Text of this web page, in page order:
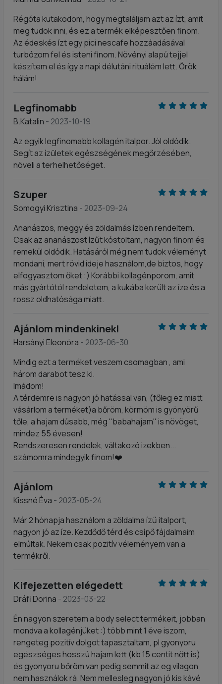
Régóta kutakodom, hogy megtaláljam azt az ízt, amit
meg tudok inni, és ez a termék elképesztően finom.
Az édeskés ízt egy pici nescafe hozzáadásával
turbózom fel és isteni finom. Növényi alapú tejjel
készítem el és így a napi délutáni rituálém lett. Örök
hálám!
Legfinomabb
B.Katalin - 2023-10-19
Az egyik legfinomabb kollagén italpor. Jól oldódik.
Segít az ízületek egészségének megőrzésében,
növeli a terhelhetőséget.
Szuper
Somogyi Krisztina - 2023-09-24
Ananászos, meggy és zöldalmás ízben rendeltem.
Csak az ananászost ízűt kóstoltam, nagyon finom és
remekül oldódik. Hatásáról még nem tudok véleményt
mondani, mert rövid ideje használom,de biztos, hogy
elfogyasztom őket :) Korábbi kollagénporom, amit
más gyártótól rendeletem, a kukába került az íze és a
rossz oldhatósága miatt.
Ajánlom mindenkinek!
Harsányi Eleonóra - 2023-06-30
Mindig ezt a terméket veszem csomagban , ami
három darabot tesz ki.
Imádom!
A térdemre is nagyon jó hatással van, (főleg ez miatt
vásárlom a terméket)a bőröm, körmöm is gyönyörű
tőle, a hajam dúsabb, még "babahajam" is növöget,
mindez 55 évesen!
Rendszeresen rendelek, váltakozó izekben...
számomra mindegyik finom!❤️
Ajánlom
Kissné Éva - 2023-05-24
Már 2 hónapja használom a zöldalma ízű italport,
nagyon jó az íze. Kezdődő térd és csípő fájdalmaim
elmúltak. Nekem csak pozitív véleményem van a
termékről.
Kifejezetten elégedett
Dráfi Dorina - 2023-03-22
Én nagyon szeretem a body select termékeit, jobban
mondva a kollagénjüket :) több mint 1 éve iszom,
rengeteg pozitív dolgot tapasztaltam, pl gyonyoru
egészséges hosszú hajam lett (kb 15 centit nőtt is)
és gyonyoru bőröm van pedig semmit az eg vilagon
nem használok rá. Nem mellesleg nagyon jó kis kávé